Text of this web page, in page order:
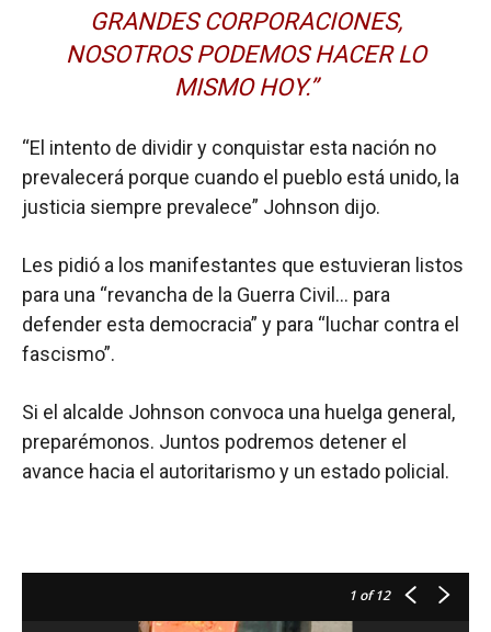
GRANDES CORPORACIONES,
NOSOTROS PODEMOS HACER LO
MISMO HOY.”
“El intento de dividir y conquistar esta nación no
prevalecerá porque cuando el pueblo está unido, la
justicia siempre prevalece” Johnson dijo.
Les pidió a los manifestantes que estuvieran listos
para una “revancha de la Guerra Civil… para
defender esta democracia” y para “luchar contra el
fascismo”.
Si el alcalde Johnson convoca una huelga general,
preparémonos. Juntos podremos detener el
avance hacia el autoritarismo y un estado policial.
1 of 12